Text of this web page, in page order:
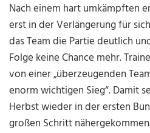
Nach einem hart umkämpften
erst in der Verlängerung für
das Team die Partie deutlich
Folge keine Chance mehr.
von einer „überzeugenden
enorm wichtigen Sieg“. Damit
Herbst wieder in der ersten
großen Schritt